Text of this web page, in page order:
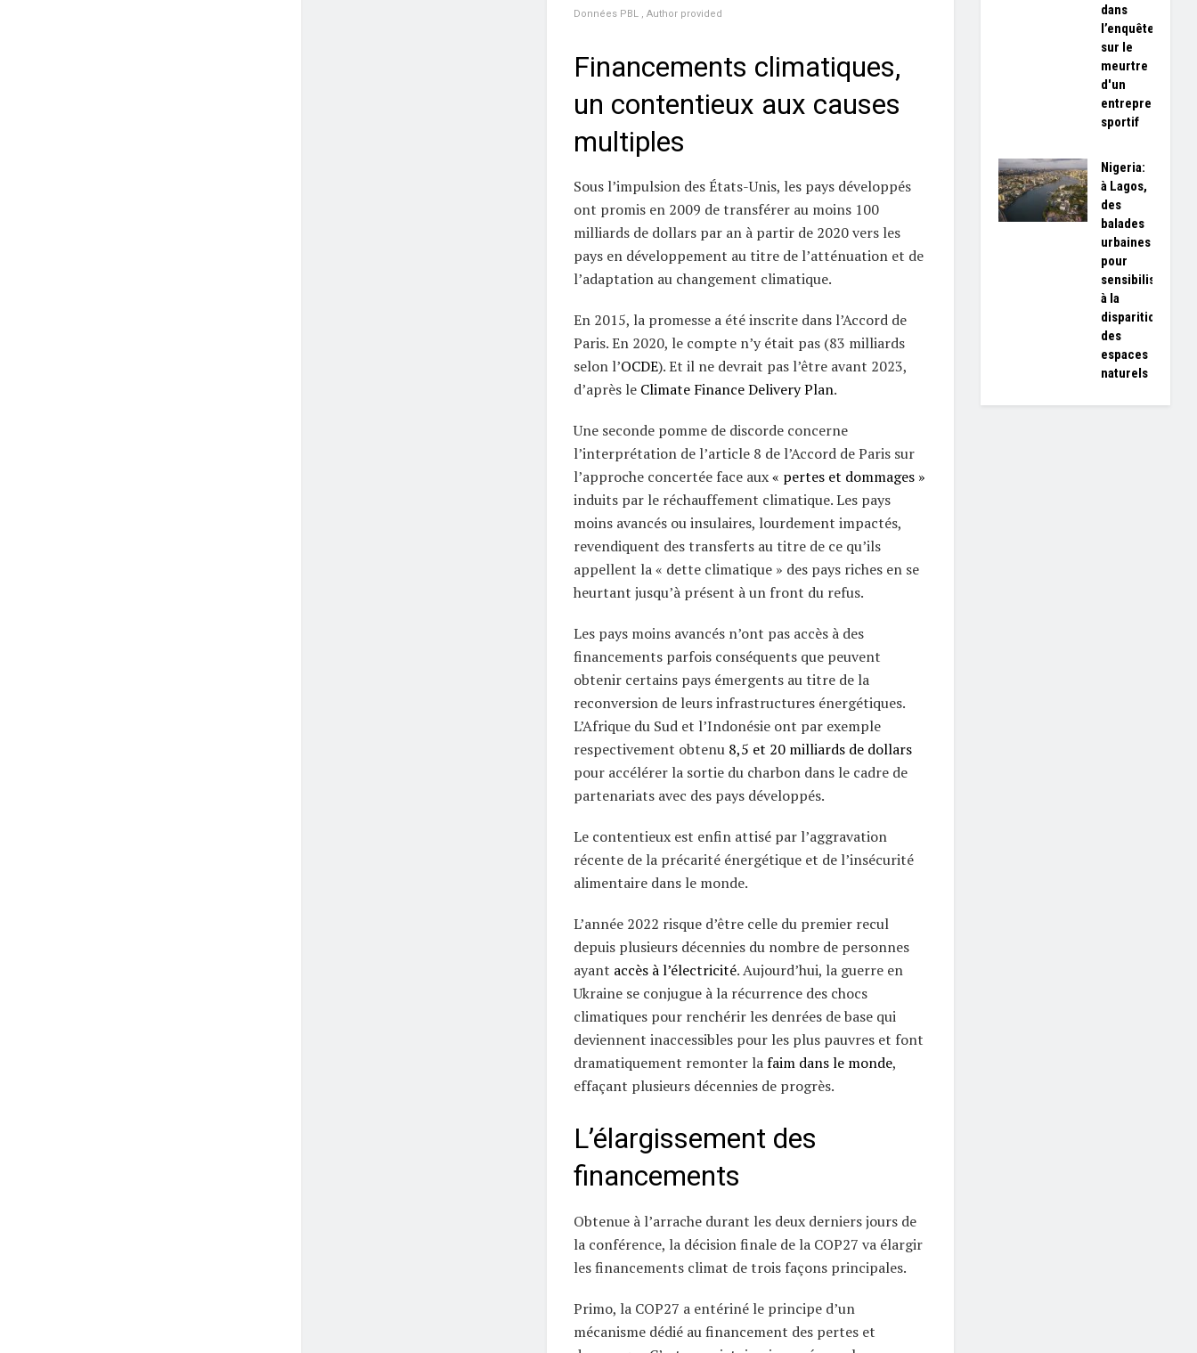
Données PBL , Author provided
Financements climatiques,
un contentieux aux causes
multiples
Sous l’impulsion des États-Unis, les pays développés
ont promis en 2009 de transférer au moins 100
milliards de dollars par an à partir de 2020 vers les
pays en développement au titre de l’atténuation et de
l’adaptation au changement climatique.
En 2015, la promesse a été inscrite dans l’Accord de
Paris. En 2020, le compte n’y était pas (83 milliards
selon l’OCDE). Et il ne devrait pas l’être avant 2023,
d’après le Climate Finance Delivery Plan.
Une seconde pomme de discorde concerne
l’interprétation de l’article 8 de l’Accord de Paris sur
l’approche concertée face aux« pertes et dommages »
induits par le réchauffement climatique. Les pays
moins avancés ou insulaires, lourdement impactés,
revendiquent des transferts au titre de ce qu’ils
appellent la « dette climatique » des pays riches en se
heurtant jusqu’à présent à un front du refus.
Les pays moins avancés n’ont pas accès à des
financements parfois conséquents que peuvent
obtenir certains pays émergents au titre de la
reconversion de leurs infrastructures énergétiques.
L’Afrique du Sud et l’Indonésie ont par exemple
respectivement obtenu 8,5 et 20 milliards de dollars
pour accélérer la sortie du charbon dans le cadre de
partenariats avec des pays développés.
Le contentieux est enfin attisé par l’aggravation
récente de la précarité énergétique et de l’insécurité
alimentaire dans le monde.
L’année 2022 risque d’être celle du premier recul
depuis plusieurs décennies du nombre de personnes
ayant accès à l’électricité. Aujourd’hui, la guerre en
Ukraine se conjugue à la récurrence des chocs
climatiques pour renchérir les denrées de base qui
deviennent inaccessibles pour les plus pauvres et font
dramatiquement remonter lafaim dans le monde,
effaçant plusieurs décennies de progrès.
L’élargissement des
financements
Obtenue à l’arrache durant les deux derniers jours de
la conférence, la décision finale de la COP27 va élargir
les financements climat de trois façons principales.
Primo, la COP27 a entériné le principe d’un
mécanisme dédié au financement des pertes et
dans
l’enquête
sur le
meurtre
d'un
entrepreneur
sportif
Nigeria:
à Lagos,
des
balades
urbaines
pour
sensibiliser
à la
disparition
des
espaces
naturels